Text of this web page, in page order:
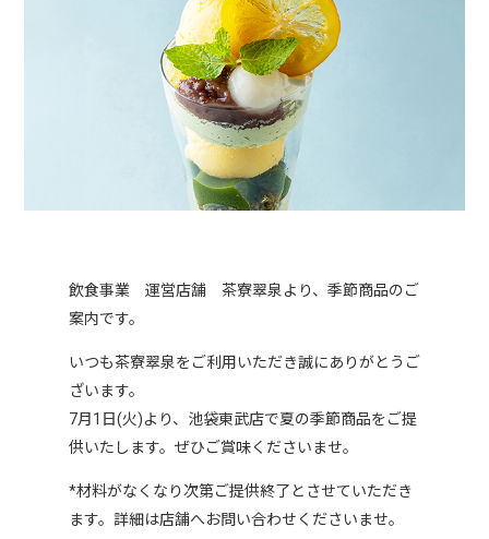
飲食事業 運営店舗 茶寮翠泉より、季節商品のご
案内です。
いつも茶寮翠泉をご利用いただき誠にありがとうご
ざいます。
7月1日(火)より、池袋東武店で夏の季節商品をご提
供いたします。ぜひご賞味くださいませ。
*材料がなくなり次第ご提供終了とさせていただき
ます。詳細は店舗へお問い合わせくださいませ。